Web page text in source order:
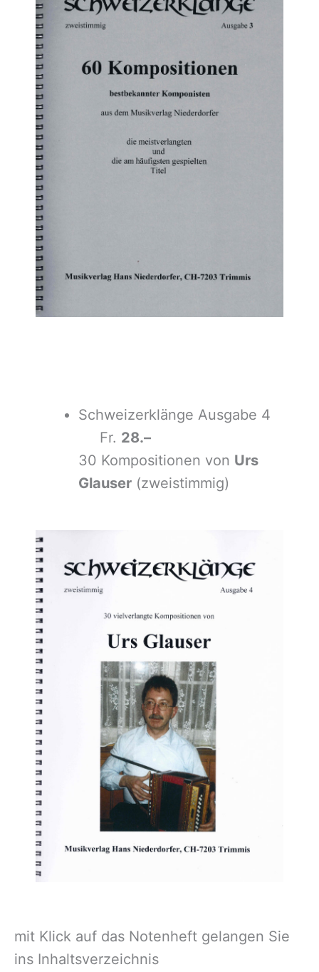
Schweizerklänge Ausgabe 4
Fr. 28.–
30 Kompositionen von Urs
Glauser (zweistimmig)
mit Klick auf das Notenheft gelangen Sie
ins Inhaltsverzeichnis